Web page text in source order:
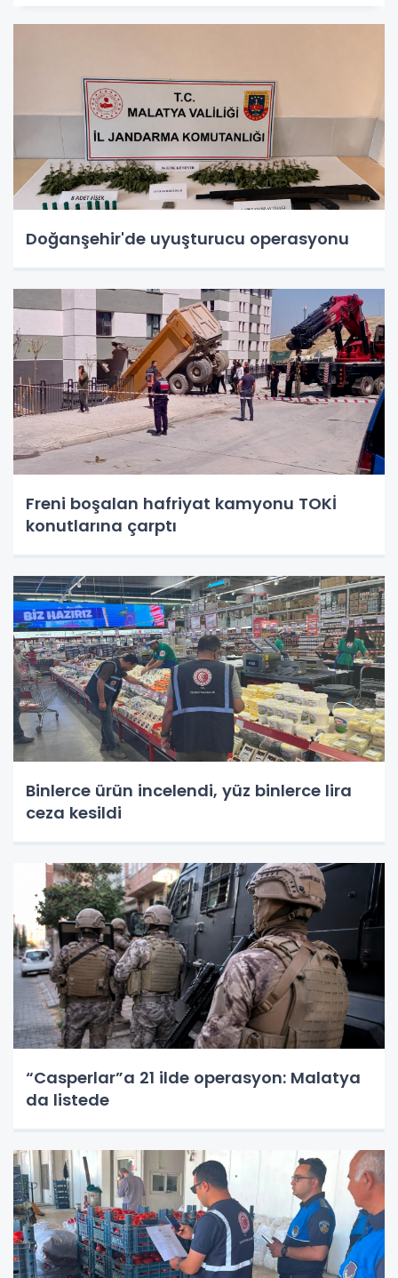
Doğanşehir'de uyuşturucu operasyonu
Freni boşalan hafriyat kamyonu TOKİ
konutlarına çarptı
Binlerce ürün incelendi, yüz binlerce lira
ceza kesildi
“Casperlar”a 21 ilde operasyon: Malatya
da listede